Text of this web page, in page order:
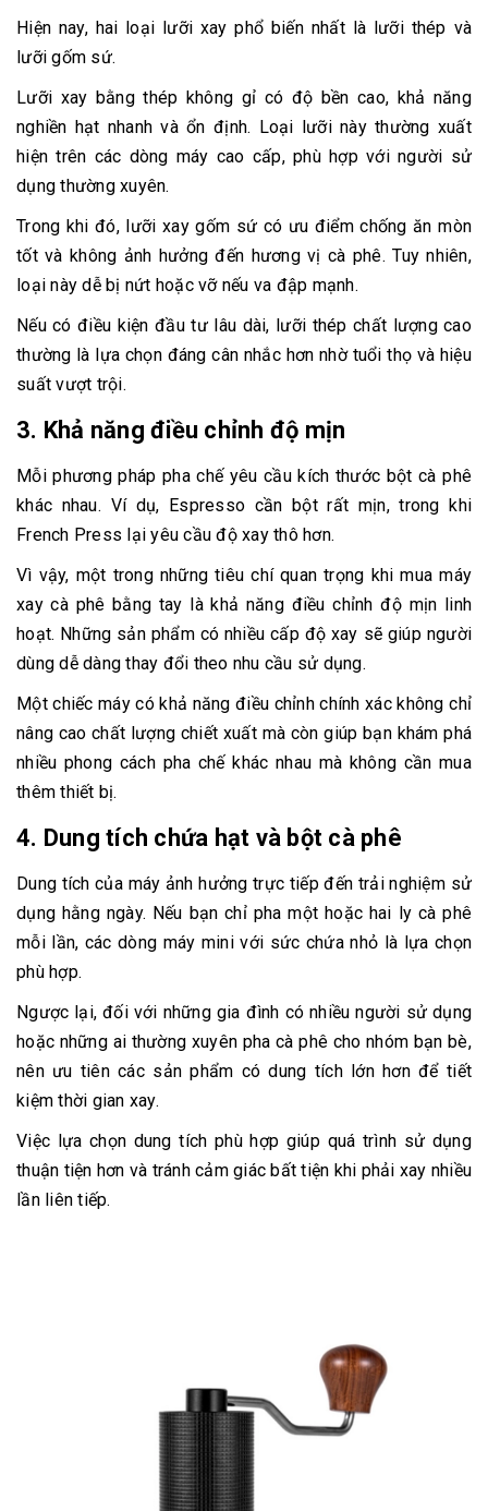
Hiện nay, hai loại lưỡi xay phổ biến nhất là lưỡi thép và
lưỡi gốm sứ.
Lưỡi xay bằng thép không gỉ có độ bền cao, khả năng
nghiền hạt nhanh và ổn định. Loại lưỡi này thường xuất
hiện trên các dòng máy cao cấp, phù hợp với người sử
dụng thường xuyên.
Trong khi đó, lưỡi xay gốm sứ có ưu điểm chống ăn mòn
tốt và không ảnh hưởng đến hương vị cà phê. Tuy nhiên,
loại này dễ bị nứt hoặc vỡ nếu va đập mạnh.
Nếu có điều kiện đầu tư lâu dài, lưỡi thép chất lượng cao
thường là lựa chọn đáng cân nhắc hơn nhờ tuổi thọ và hiệu
suất vượt trội.
3. Khả năng điều chỉnh độ mịn
Mỗi phương pháp pha chế yêu cầu kích thước bột cà phê
khác nhau. Ví dụ, Espresso cần bột rất mịn, trong khi
French Press lại yêu cầu độ xay thô hơn.
Vì vậy, một trong những tiêu chí quan trọng khi mua máy
xay cà phê bằng tay là khả năng điều chỉnh độ mịn linh
hoạt. Những sản phẩm có nhiều cấp độ xay sẽ giúp người
dùng dễ dàng thay đổi theo nhu cầu sử dụng.
Một chiếc máy có khả năng điều chỉnh chính xác không chỉ
nâng cao chất lượng chiết xuất mà còn giúp bạn khám phá
nhiều phong cách pha chế khác nhau mà không cần mua
thêm thiết bị.
4. Dung tích chứa hạt và bột cà phê
Dung tích của máy ảnh hưởng trực tiếp đến trải nghiệm sử
dụng hằng ngày. Nếu bạn chỉ pha một hoặc hai ly cà phê
mỗi lần, các dòng máy mini với sức chứa nhỏ là lựa chọn
phù hợp.
Ngược lại, đối với những gia đình có nhiều người sử dụng
hoặc những ai thường xuyên pha cà phê cho nhóm bạn bè,
nên ưu tiên các sản phẩm có dung tích lớn hơn để tiết
kiệm thời gian xay.
Việc lựa chọn dung tích phù hợp giúp quá trình sử dụng
thuận tiện hơn và tránh cảm giác bất tiện khi phải xay nhiều
lần liên tiếp.